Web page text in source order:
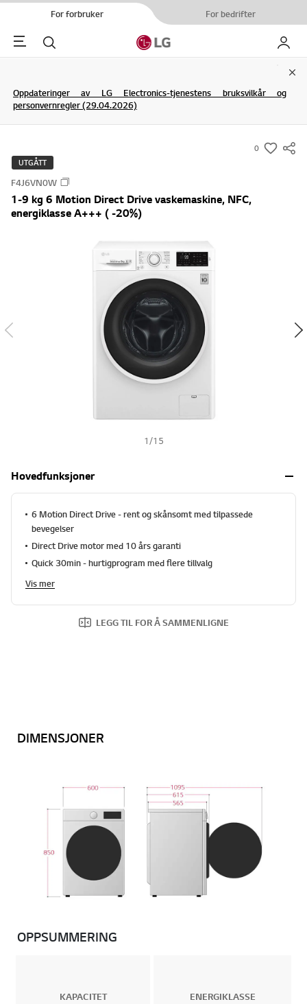
For forbruker For bedrifter
Menu Søk My LG
Oppdateringer av LG Electronics-tjenestens bruksvilkår og
personvernregler (29.04.2026)
0
s
UTGÅTT
F4J6VN0W
1-9 kg 6 Motion Direct Drive vaskemaskine, NFC,
energiklasse A+++ ( -20%)
1 /15
Hovedfunksjoner
6 Motion Direct Drive - rent og skånsomt med tilpassede
bevegelser
Direct Drive motor med 10 års garanti
Quick 30min - hurtigprogram med flere tillvalg
Vis mer
LEGG TIL FOR Å SAMMENLIGNE
DIMENSJONER
OPPSUMMERING
KAPACITET ENERGIKLASSE